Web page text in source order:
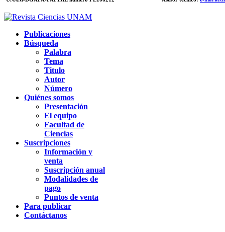
Publicaciones
Búsqueda
Palabra
Tema
Titulo
Autor
Número
Quiénes somos
Presentación
El equipo
Facultad de
Ciencias
Suscripciones
Información y
venta
Suscripción anual
Modalidades de
pago
Puntos de venta
Para publicar
Contáctanos